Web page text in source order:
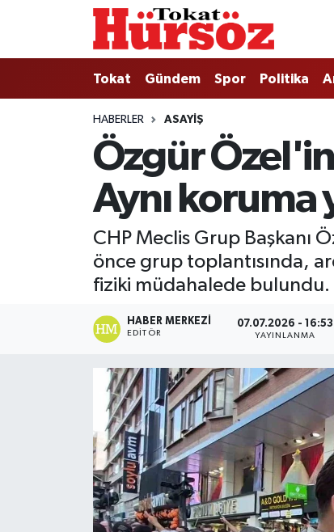
Tokat Gündem Spor Politika
HABERLER ASAYIŞ
Özgür
Aynı koruma
CHP Meclis Grup Başkanı
önce grup toplantısında,
fiziki müdahalede bulundu.
HABER MERKEZI
EDITÖR
07.07.2026 - 16:53
YAYINLANMA
Tokat
Türkiye Gündemi
Gündem
Politika
Tokat Haber
Nöbetçi Eczaneler
Hava Durumu
Tokat Namaz Vakitleri
Trafik Durumu
Tüm Manşetler